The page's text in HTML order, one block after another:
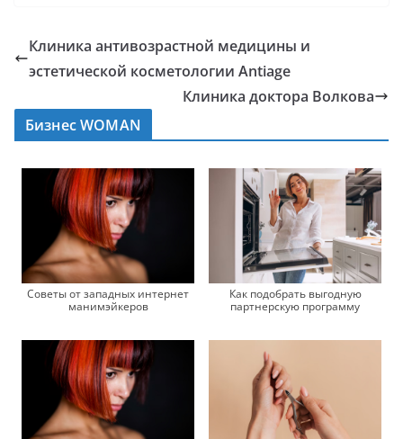
Клиника антивозрастной медицины и
эстетической косметологии Antiage
Клиника доктора Волкова
Бизнес WOMAN
Советы от западных интернет
манимэйкеров
Как подобрать выгодную
партнерскую программу